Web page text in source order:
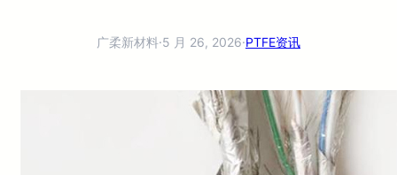
广柔新材料·5 月 26, 2026·PTFE资讯